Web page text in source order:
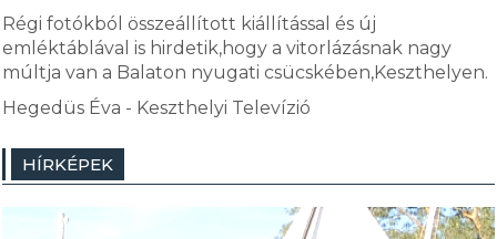
Régi fotókból összeállított kiállítással és új
emléktáblával is hirdetik,hogy a vitorlázásnak nagy
múltja van a Balaton nyugati csücskében,Keszthelyen.
Hegedüs Éva - Keszthelyi Televízió
HÍRKÉPEK